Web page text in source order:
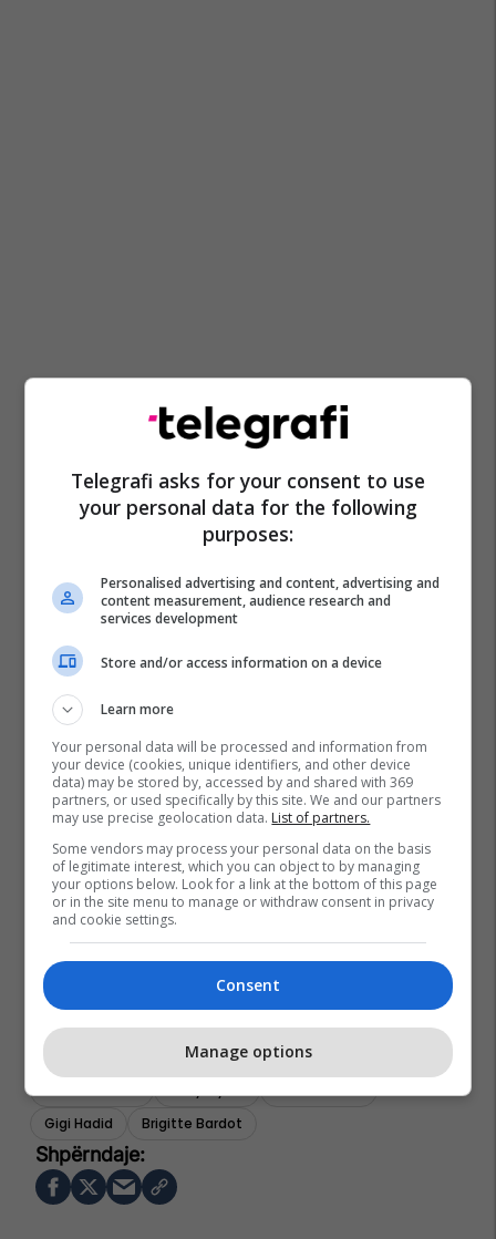
Jessica Stam Irina Shayk
Gigi Hadid
Brigitte Bardot
Telegrafi asks for your consent to use
your personal data for the following
purposes:
Personalised advertising and content, advertising and
content measurement, audience research and
services development
Store and/or access information on a device
Learn more
Your personal data will be processed and information from
your device (cookies, unique identifiers, and other device
data) may be stored by, accessed by and shared with 369
partners, or used specifically by this site. We and our partners
may use precise geolocation data. List of partners.
Some vendors may process your personal data on the basis
of legitimate interest, which you can object to by managing
your options below. Look for a link at the bottom of this page
or in the site menu to manage or withdraw consent in privacy
and cookie settings.
Consent
Manage options